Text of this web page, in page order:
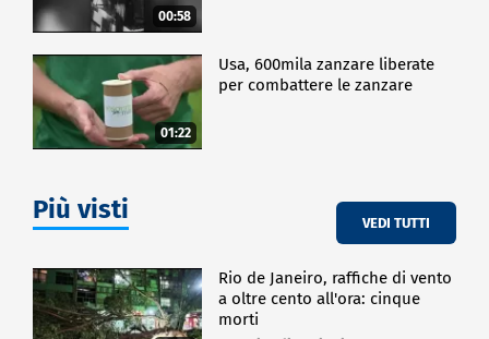
00:58
01:22
Usa, 600mila zanzare liberate
per combattere le zanzare
Più visti VEDI TUTTI
Rio de Janeiro, raffiche di vento
a oltre cento all'ora: cinque
morti